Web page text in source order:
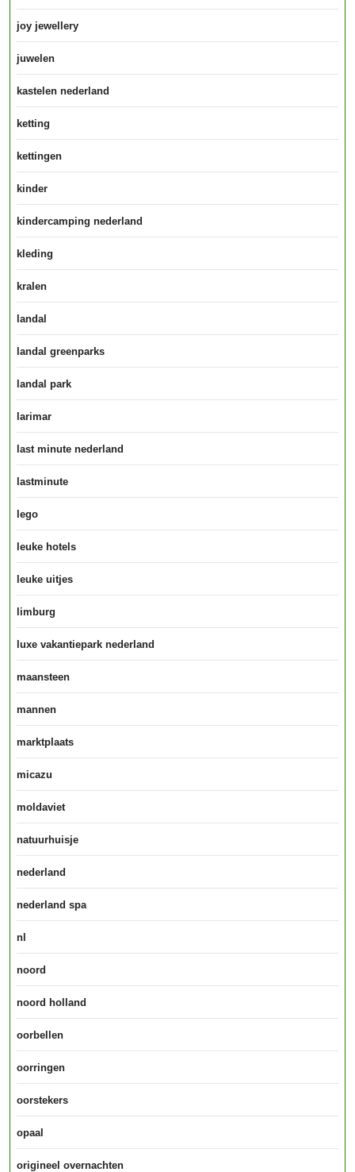
joy jewellery
juwelen
kastelen nederland
ketting
kettingen
kinder
kindercamping nederland
kleding
kralen
landal
landal greenparks
landal park
larimar
last minute nederland
lastminute
lego
leuke hotels
leuke uitjes
limburg
luxe vakantiepark nederland
maansteen
mannen
marktplaats
micazu
moldaviet
natuurhuisje
nederland
nederland spa
nl
noord
noord holland
oorbellen
oorringen
oorstekers
opaal
origineel overnachten